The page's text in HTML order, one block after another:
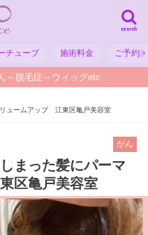
search
チューブ 施術料金 ご予約
～脱毛症～ウィッグetc
ュームアップ 江東区亀戸美容室
がん
まった髪にパーマ
区亀戸美容室